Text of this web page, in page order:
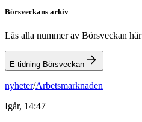
Börsveckans arkiv
Läs alla nummer av Börsveckan här
E-tidning Börsveckan
nyheter/Arbetsmarknaden
Igår, 14:47